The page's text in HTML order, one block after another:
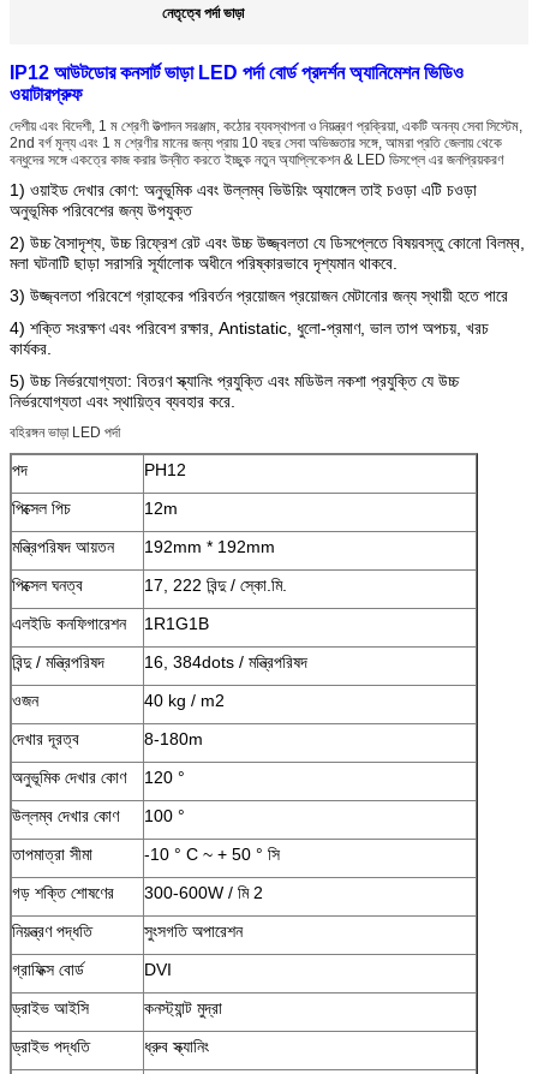
নেতৃত্বে পর্দা ভাড়া
IP12 আউটডোর কনসার্ট ভাড়া LED পর্দা বোর্ড প্রদর্শন অ্যানিমেশন ভিডিও
ওয়াটারপ্রুফ
দেশীয় এবং বিদেশী, 1 ম শ্রেণী উত্পাদন সরঞ্জাম, কঠোর ব্যবস্থাপনা ও নিয়ন্ত্রণ প্রক্রিয়া, একটি অনন্য সেবা সিস্টেম,
2nd বর্গ মূল্য এবং 1 ম শ্রেণীর মানের জন্য প্রায় 10 বছর সেবা অভিজ্ঞতার সঙ্গে, আমরা প্রতি জেলায় থেকে
বন্ধুদের সঙ্গে একত্রে কাজ করার উন্নীত করতে ইচ্ছুক নতুন অ্যাপ্লিকেশন & LED ডিসপ্লে এর জনপ্রিয়করণ
1) ওয়াইড দেখার কোণ: অনুভূমিক এবং উল্লম্ব ভিউয়িং অ্যাঙ্গেল তাই চওড়া এটি চওড়া
অনুভূমিক পরিবেশের জন্য উপযুক্ত
2) উচ্চ বৈসাদৃশ্য, উচ্চ রিফ্রেশ রেট এবং উচ্চ উজ্জ্বলতা যে ডিসপ্লেতে বিষয়বস্তু কোনো বিলম্ব,
মলা ঘটনাটি ছাড়া সরাসরি সূর্যালোক অধীনে পরিষ্কারভাবে দৃশ্যমানথাকবে.
3) উজ্জ্বলতা পরিবেশে গ্রাহকের পরিবর্তন প্রয়োজন প্রয়োজন মেটানোর জন্য স্থায়ী হতে পারে
4) শক্তি সংরক্ষণ এবং পরিবেশ রক্ষার, Antistatic, ধুলো-প্রমাণ, ভাল তাপ অপচয়, খরচ
কার্যকর.
5) উচ্চ নির্ভরযোগ্যতা: বিতরণ স্ক্যানিং প্রযুক্তি এবং মডিউল নকশা প্রযুক্তি যে উচ্চ
নির্ভরযোগ্যতা এবং স্থায়িত্ব ব্যবহার করে.
বহিরঙ্গন ভাড়া LED পর্দা
পদ
PH12
পিক্সেল পিচ
12m
মন্ত্রিপরিষদ আয়তন
192mm * 192mm
পিক্সেল ঘনত্ব
17, 222 বিন্দু / স্কো.মি.
এলইডি কনফিগারেশন
1R1G1B
বিন্দু / মন্ত্রিপরিষদ
16, 384dots / মন্ত্রিপরিষদ
ওজন
40 kg / m2
দেখার দূরত্ব
8-180m
অনুভূমিক দেখার কোণ
120 °
উল্লম্ব দেখার কোণ
100 °
তাপমাত্রা সীমা
-10 ° C ~ + 50 ° সি
গড় শক্তি শোষণের
300-600W / মি 2
নিয়ন্ত্রণ পদ্ধতি
সুংসগতি অপারেশন
গ্রাফিক্স বোর্ড
DVI
ড্রাইভ আইসি
কনস্ট্যান্ট মুদ্রা
ড্রাইভ পদ্ধতি
ধ্রুব স্ক্যানিং